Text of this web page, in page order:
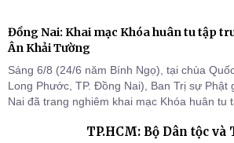
Đồng Nai: Khai mạc Khóa huân tu tập
Ân Khải Tường
Sáng 6/8 (24/6 năm Bính Ngọ), tại chùa
Long Phước, TP. Đồng Nai), Ban Trị sự Phật
Nai đã trang nghiêm khai mạc Khóa huân tu
chỗ khu vực VII, VIII và trường hạ chùa
TP.HCM: Bộ Dân tộc